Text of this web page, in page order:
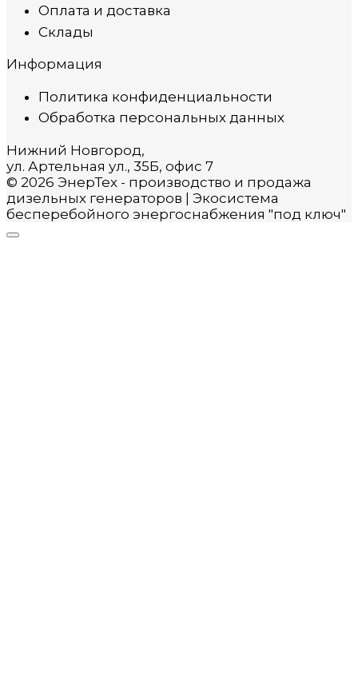
Оплата и доставка
Склады
Информация
Политика конфиденциальности
Обработка персональных данных
Нижний Новгород,
ул. Артельная ул., 35Б, офис 7
© 2026 ЭнерТех - производство и продажа
дизельных генераторов | Экосистема
бесперебойного энергоснабжения "под ключ"